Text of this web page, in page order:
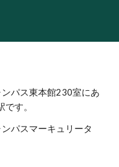
パス東本館230室にあ
です。
パスマーキュリータ